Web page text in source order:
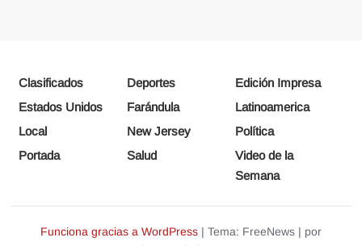
Clasificados Deportes
Edición Impresa
Estados Unidos
Farándula
Latinoamerica
Local
New Jersey
Política
Portada
Salud
Video de la
Semana
Funciona gracias a WordPress | Tema: FreeNews | por